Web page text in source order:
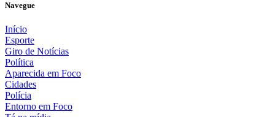
Navegue
Início
Esporte
Giro de Notícias
Política
Aparecida em Foco
Cidades
Polícia
Entorno em Foco